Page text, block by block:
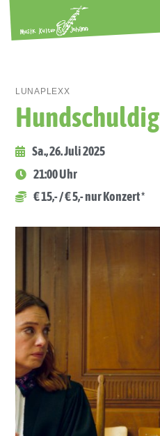
LUNAPLEXX
Hundschuldig
Sa., 26. Juli 2025
21:00 Uhr
€ 15,- / € 5,- nur Konzert *